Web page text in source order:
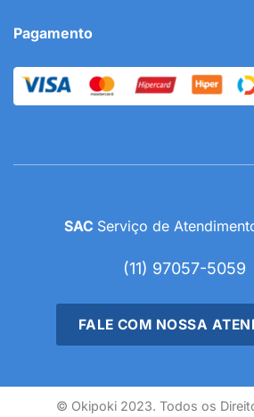
Pagamento
SAC Serviço de
(11) 97057-5059
FALE COM NOSSA
© Okipoki 2023. Todos os